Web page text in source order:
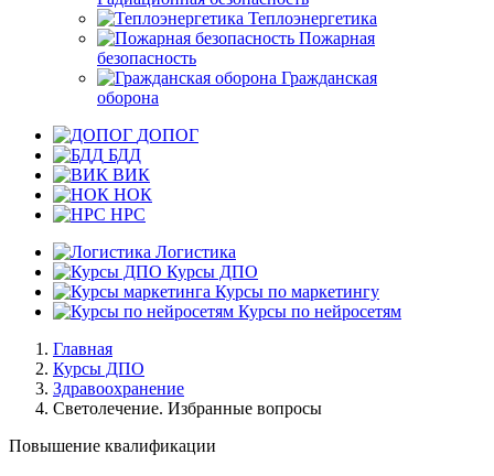
Теплоэнергетика
Пожарная
безопасность
Гражданская
оборона
ДОПОГ
БДД
ВИК
НОК
НРС
Логистика
Курсы ДПО
Курсы по маркетингу
Курсы по нейросетям
Главная
Курсы ДПО
Здравоохранение
Светолечение. Избранные вопросы
Повышение квалификации